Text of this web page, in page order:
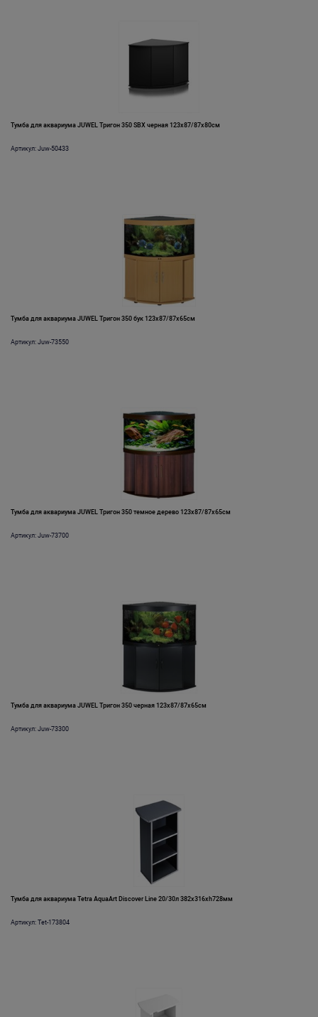
Тумба для аквариума JUWEL Тригон 350 SBX черная 123x87/87x80см
Артикул: Juw-50433
Тумба для аквариума JUWEL Тригон 350 бук 123x87/87x65см
Артикул: Juw-73550
Тумба для аквариума JUWEL Тригон 350 темное дерево 123x87/87x65см
Артикул: Juw-73700
Тумба для аквариума JUWEL Тригон 350 черная 123x87/87x65см
Артикул: Juw-73300
Тумба для аквариума Tetra AquaArt Discover Line 20/30л 382x316xh728мм
Артикул: Tet-173804